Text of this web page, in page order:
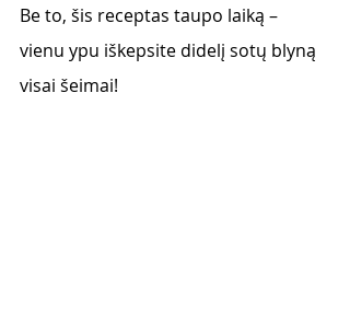
Be to, šis receptas taupo laiką –
vienu ypu iškepsite didelį sotų blyną
visai šeimai!